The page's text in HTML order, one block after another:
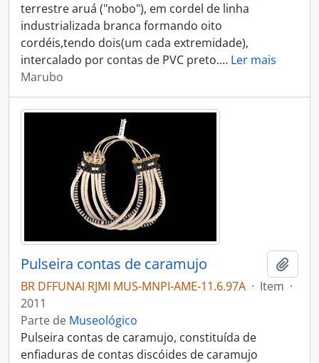
terrestre aruá ("nobo"), em cordel de linha
industrializada branca formando oito
cordéis,tendo dois(um cada extremidade),
intercalado por contas de PVC preto.… Ler mais
Marubo
Pulseira contas de caramujo
BR DFFUNAI RJMI MUS-MNPI-AME-11.6.97A · Item ·
2011
Parte de Museológico
Pulseira contas de caramujo, constituída de
enfiaduras de contas discóides de caramujo